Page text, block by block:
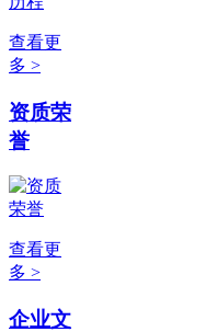
查看更
多 >
资质荣
誉
查看更
多 >
企业文